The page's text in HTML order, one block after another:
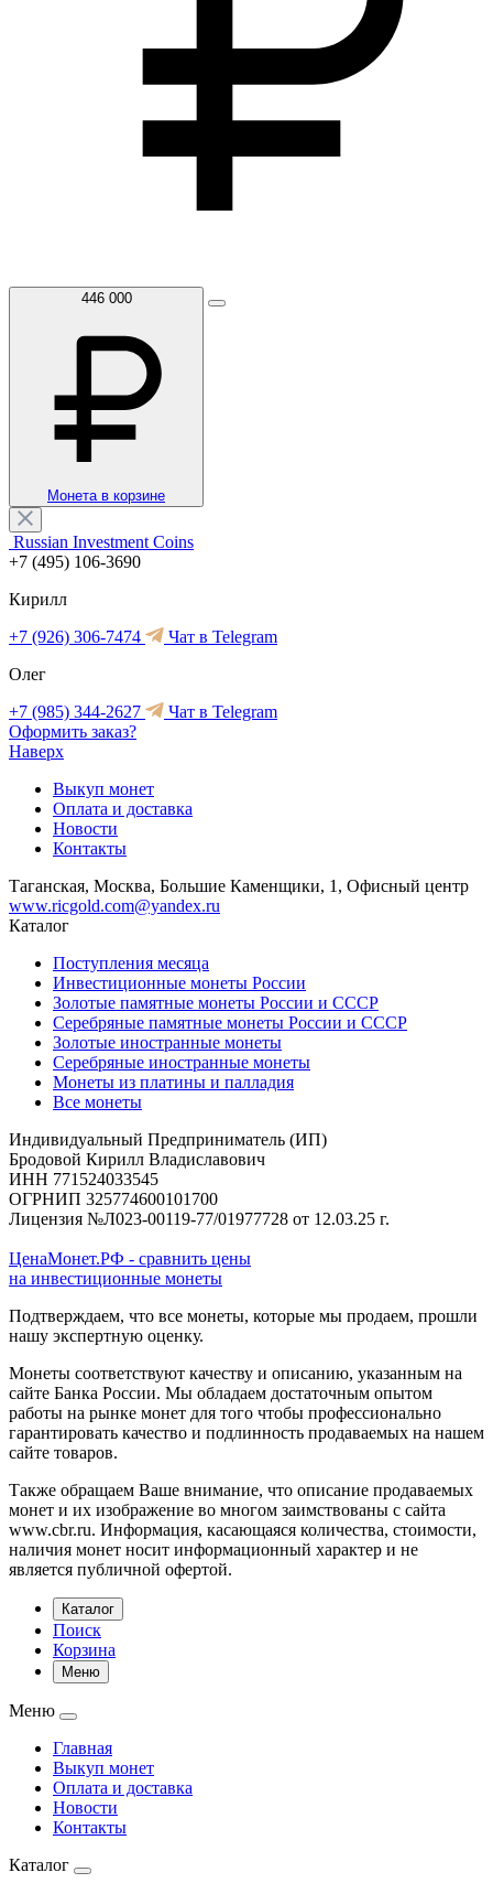
446 000
Монета в корзине
Russian Investment Coins
+7 (495) 106-3690
Кирилл
+7 (926) 306-7474
Чат в Telegram
Олег
+7 (985) 344-2627
Чат в Telegram
Оформить заказ?
Наверх
Выкуп монет
Оплата и доставка
Новости
Контакты
Таганская, Москва, Большие Каменщики, 1, Офисный центр
www.ricgold.com@yandex.ru
Каталог
Поступления месяца
Инвестиционные монеты России
Золотые памятные монеты России и СССР
Серебряные памятные монеты России и СССР
Золотые иностранные монеты
Серебряные иностранные монеты
Монеты из платины и палладия
Все монеты
Индивидуальный Предприниматель (ИП)
Бродовой Кирилл Владиславович
ИНН 771524033545
ОГРНИП 325774600101700
Лицензия №Л023-00119-77/01977728 от 12.03.25 г.
ЦенаМонет.РФ - сравнить цены
на инвестиционные монеты
Подтверждаем, что все монеты, которые мы продаем, прошли
нашу экспертную оценку.
Монеты соответствуют качеству и описанию, указанным на
сайте Банка России. Мы обладаем достаточным опытом
работы на рынке монет для того чтобы профессионально
гарантировать качество и подлинность продаваемых на нашем
сайте товаров.
Также обращаем Ваше внимание, что описание продаваемых
монет и их изображение во многом заимствованы с сайта
www.cbr.ru. Информация, касающаяся количества, стоимости,
наличия монет носит информационный характер и не
является публичной офертой.
Каталог
Поиск
Корзина
Меню
Меню
Главная
Выкуп монет
Оплата и доставка
Новости
Контакты
Каталог